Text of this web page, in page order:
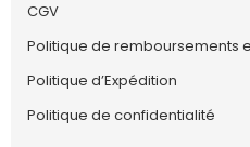
CGV
Politique de remboursements
Politique d’Expédition
Politique de confidentialité